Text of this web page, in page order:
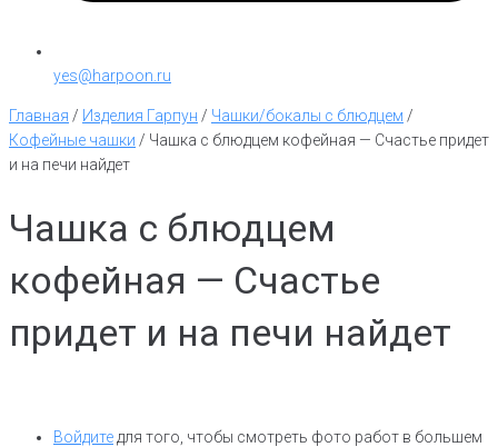
yes@harpoon.ru
Главная / Изделия Гарпун / Чашки/бокалы с блюдцем /
Кофейные чашки / Чашка с блюдцем кофейная — Счастье придет
и на печи найдет
Чашка с блюдцем
кофейная — Счастье
придет и на печи найдет
Войдите для того, чтобы смотреть фото работ в большем